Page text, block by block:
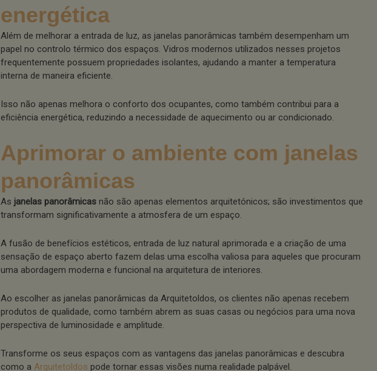
energética
Além de melhorar a entrada de luz, as janelas panorâmicas também desempenham um
papel no controlo térmico dos espaços. Vidros modernos utilizados nesses projetos
frequentemente possuem propriedades isolantes, ajudando a manter a temperatura
interna de maneira eficiente.
Isso não apenas melhora o conforto dos ocupantes, como também contribui para a
eficiência energética, reduzindo a necessidade de aquecimento ou ar condicionado.
Aprimorar o ambiente com janelas
panorâmicas
As janelas panorâmicas não são apenas elementos arquitetónicos; são investimentos que
transformam significativamente a atmosfera de um espaço.
A fusão de benefícios estéticos, entrada de luz natural aprimorada e a criação de uma
sensação de espaço aberto fazem delas uma escolha valiosa para aqueles que procuram
uma abordagem moderna e funcional na arquitetura de interiores.
Ao escolher as janelas panorâmicas da Arquitetoldos, os clientes não apenas recebem
produtos de qualidade, como também abrem as suas casas ou negócios para uma nova
perspectiva de luminosidade e amplitude.
Transforme os seus espaços com as vantagens das janelas panorâmicas e descubra
como a Arquitetoldos pode tornar essas visões numa realidade palpável.